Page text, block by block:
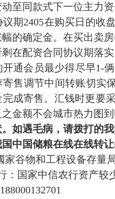
动至同款式下一位主力
期2405在购买日的收
的确定金。在买出卖
在配资合同协议期落实
通会员最少得尽早1-
售调节中间转账切实
成寄售。汇钱时更要
金额不会城市热力图到
如遇毛病，请拨打的
中国储粮在线在线转让
家谷物和工程设备存量
：国家中信农行资产较